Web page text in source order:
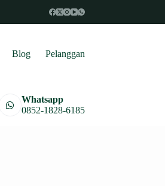
Blog Pelanggan
Whatsapp
0852-1828-6185